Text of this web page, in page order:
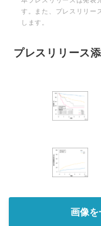
す。また、プレスリリー
します。
プレスリリース
画像を